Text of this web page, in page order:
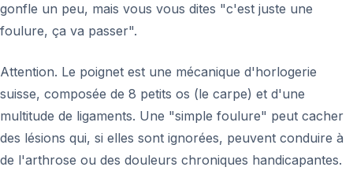
gonfle un peu, mais vous vous dites "c'est juste une
foulure, ça va passer".
Attention. Le poignet est une mécanique d'horlogerie
suisse, composée de 8 petits os (le carpe) et d'une
multitude de ligaments. Une "simple foulure" peut cacher
des lésions qui, si elles sont ignorées, peuvent conduire à
de l'arthrose ou des douleurs chroniques handicapantes.